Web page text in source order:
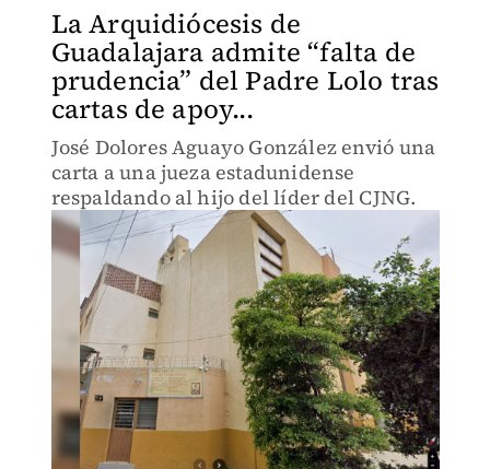
La Arquidiócesis de
Guadalajara admite “falta de
prudencia” del Padre Lolo tras
cartas de apoy...
José Dolores Aguayo González envió una
carta a una jueza estadunidense
respaldando al hijo del líder del CJNG.